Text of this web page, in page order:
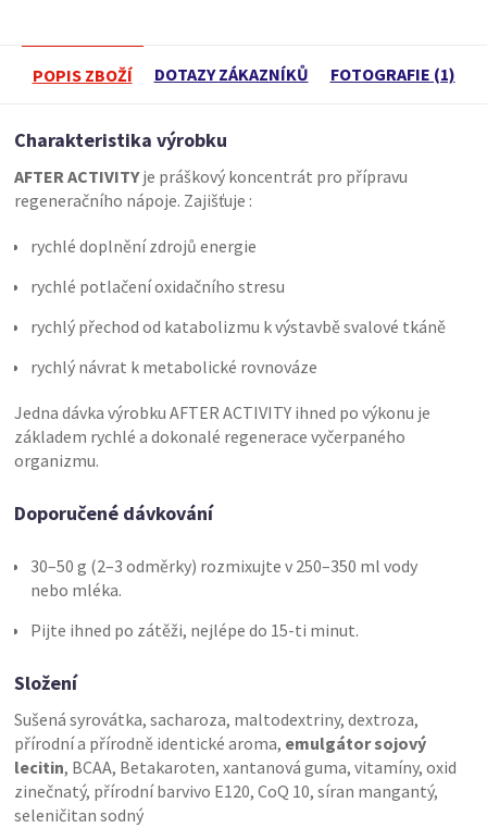
POPIS ZBOŽÍ DOTAZY ZÁKAZNÍKŮ FOTOGRAFIE (1)
Charakteristika výrobku
AFTER ACTIVITYje práškový koncentrát pro přípravu
regeneračního nápoje. Zajišťuje :
rychlé doplnění zdrojů energie
rychlé potlačení oxidačního stresu
rychlý přechod od katabolizmu k výstavbě svalové tkáně
rychlý návrat k metabolické rovnováze
Jedna dávka výrobku AFTER ACTIVITY ihned po výkonu je
základem rychlé a dokonalé regenerace vyčerpaného
organizmu.
Doporučené dávkování
30–50 g (2–3 odměrky) rozmixujte v 250–350 ml vody
nebo mléka.
Pijte ihned po zátěži, nejlépe do 15-ti minut.
Složení
Sušená syrovátka, sacharoza, maltodextriny, dextroza,
přírodní a přírodně identické aroma, emulgátor sojový
lecitin, BCAA, Betakaroten, xantanová guma, vitamíny, oxid
zinečnatý, přírodní barvivo E120, CoQ 10, síran mangantý,
seleničitan sodný